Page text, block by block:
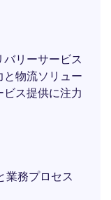
リーサービス
と物流ソリュー
ス提供に注力
業務プロセス